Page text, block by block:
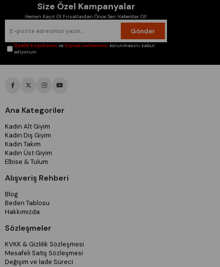
Size Özel Kampanyalar
Hemen Kayıt Ol Fırsatlardan Önce Sen Haberdar Ol!
Gönder
Üyelik koşullarını vekişisel verilerimin korunmasını kabul
ediyorum.
Ana Kategoriler
Kadın Alt Giyim
Kadın Dış Giyim
Kadın Takım
Kadın Üst Giyim
Elbise & Tulum
Alışveriş Rehberi
Blog
Beden Tablosu
Hakkımızda
Sözleşmeler
KVKK & Gizlilik Sözleşmesi
Mesafeli Satiş Sözleşmesi
Değişim ve İade Süreci